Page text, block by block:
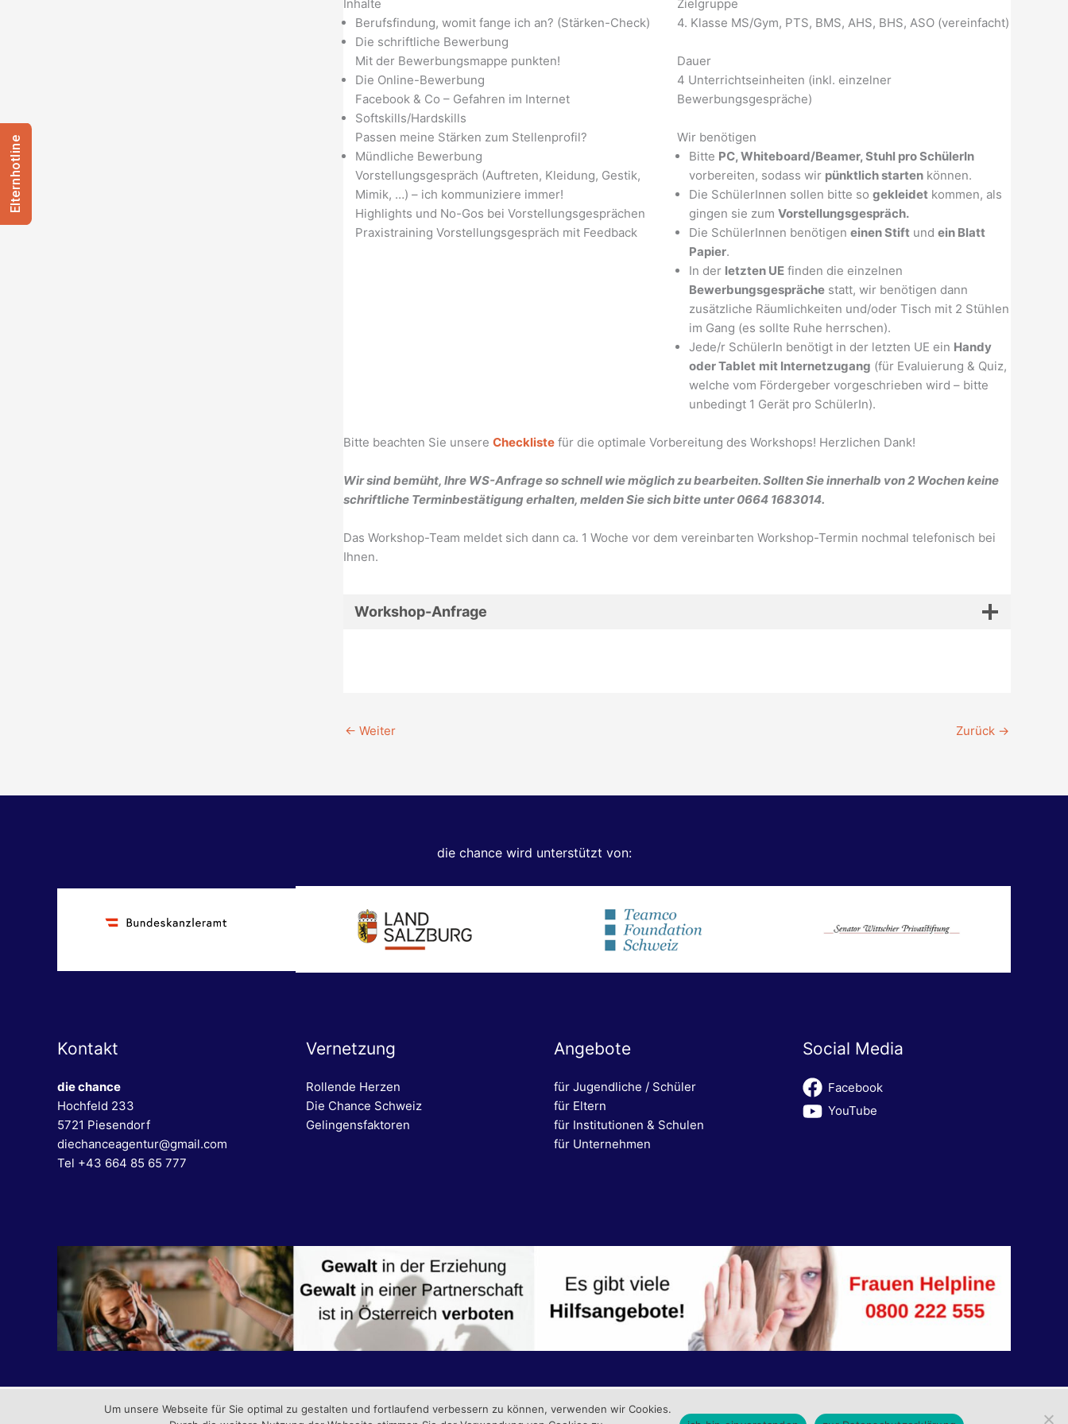
Inhalte
Berufsfindung, womit fange ich an? (Stärken-Check)
Die schriftliche Bewerbung
Mit der Bewerbungsmappe punkten!
Die Online-Bewerbung
Facebook & Co – Gefahren im Internet
Softskills/Hardskills
Passen meine Stärken zum Stellenprofil?
Mündliche Bewerbung
Vorstellungsgespräch (Auftreten, Kleidung, Gestik,
Mimik, …) – ich kommuniziere immer!
Highlights und No-Gos bei Vorstellungsgesprächen
Praxistraining Vorstellungsgespräch mit Feedback
Zielgruppe
4. Klasse MS/Gym, PTS, BMS, AHS, BHS, ASO (vereinfacht)
Dauer
4 Unterrichtseinheiten (inkl. einzelner
Bewerbungsgespräche)
Wir benötigen
Bitte PC, Whiteboard/Beamer, Stuhl pro SchülerIn
vorbereiten, sodass wir pünktlich starten können.
Die SchülerInnen sollen bitte so gekleidet kommen, als
gingen sie zum Vorstellungsgespräch.
Die SchülerInnen benötigen einen Stift und ein Blatt
Papier.
In der letzten UE finden die einzelnen
Bewerbungsgespräche statt, wir benötigen dann
zusätzliche Räumlichkeiten und/oder Tisch mit 2 Stühlen
im Gang (es sollte Ruhe herrschen).
Jede/r SchülerIn benötigt in der letzten UE ein Handy
oder Tablet mit Internetzugang (für Evaluierung & Quiz,
welche vom Fördergeber vorgeschrieben wird – bitte
unbedingt 1 Gerät pro SchülerIn).
Bitte beachten Sie unsere Checkliste für die optimale Vorbereitung des Workshops! Herzlichen Dank!
Wir sind bemüht, Ihre WS-Anfrage so schnell wie möglich zu bearbeiten. Sollten Sie innerhalb von 2 Wochen keine
schriftliche Terminbestätigung erhalten, melden Sie sich bitte unter 0664 1683014.
Das Workshop-Team meldet sich dann ca. 1 Woche vor dem vereinbarten Workshop-Termin nochmal telefonisch bei
Ihnen.
Workshop-Anfrage
← Weiter Zurück →
die chance wird unterstützt von:
Kontakt
die chance
Hochfeld 233
5721 Piesendorf
diechanceagentur@gmail.com
Tel +43 664 85 65 777
Vernetzung
Rollende Herzen
Die Chance Schweiz
Gelingensfaktoren
Angebote
für Jugendliche / Schüler
für Eltern
für Institutionen & Schulen
für Unternehmen
Social Media
Facebook
YouTube
Copyright © 2026 die chance Agentur gemeinnützige GmbH | Datenschutzerklärung|Impressum
Elternhotline
Um unsere Webseite für Sie optimal zu gestalten und fortlaufend verbessern zu können, verwenden wir Cookies.